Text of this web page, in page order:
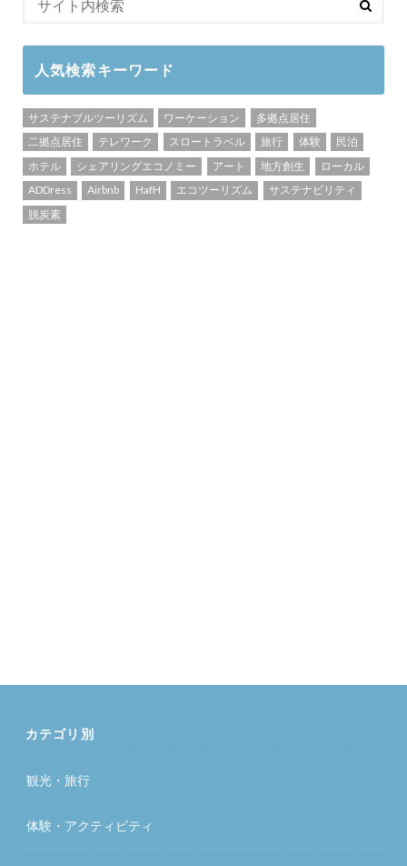
人気検索キーワード
サステナブルツーリズム ワーケーション
多拠点居住
二拠点居住
テレワーク スロートラベル 旅行 体験
民泊
ホテル
シェアリングエコノミー アート 地方創生
ローカル
ADDress
Airbnb HafH エコツーリズム
サステナビリティ
脱炭素
カテゴリ別
観光・旅行
体験・アクティビティ